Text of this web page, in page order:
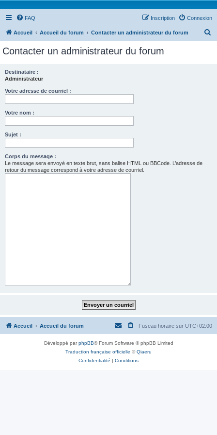
FAQ Connexion
Inscription
Accueil Accueil du forum Contacter un administrateur du forum
Contacter un administrateur du forum
Destinataire :
Administrateur
Votre adresse de courriel :
Votre nom :
Sujet :
Corps du message :
Le message sera envoyé en texte brut, sans balise HTML ou BBCode. L’adresse de
retour du message correspond à votre adresse de courriel.
Accueil Accueil du forum Fuseau horaire sur UTC+02:00
Développé parphpBB® Forum Software © phpBB Limited
Traduction française officielle ©Qiaeru
Confidentialité | Conditions